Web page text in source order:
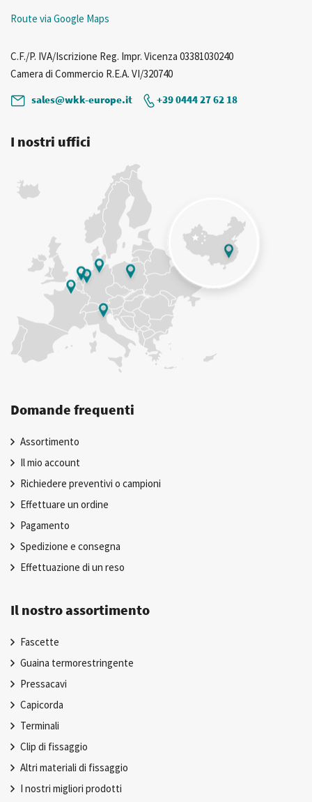
Route via Google Maps
C.F./P. IVA/Iscrizione Reg. Impr. Vicenza 03381030240
Camera di Commercio R.E.A. VI/320740
sales@wkk-europe.it
+39 0444 27 62 18
I nostri uffici
Domande frequenti
Assortimento
Il mio account
Richiedere preventivi o campioni
Effettuare un ordine
Pagamento
Spedizione e consegna
Effettuazione di un reso
Il nostro assortimento
Fascette
Guaina termorestringente
Pressacavi
Capicorda
Terminali
Clip di fissaggio
Altri materiali di fissaggio
I nostri migliori prodotti